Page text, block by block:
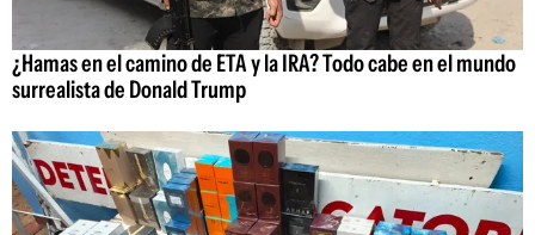
¿Hamas en el camino de ETA y la IRA? Todo cabe en el mundo
surrealista de Donald Trump